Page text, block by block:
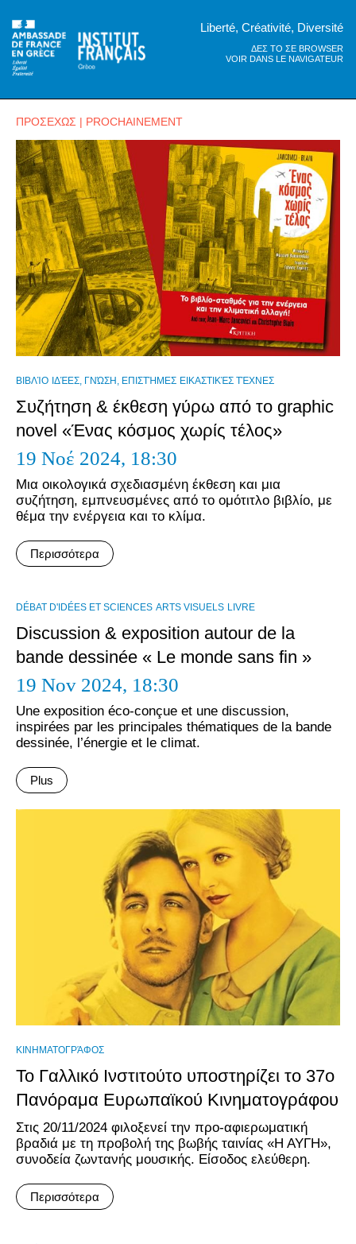
Liberté, Créativité, Diversité
ΔΕΣ ΤΟ ΣΕ BROWSER
VOIR DANS LE NAVIGATEUR
ΠΡΟΣΕΧΩΣ | PROCHAINEMENT
ΒΙΒΛΊΟ ΙΔΈΕΣ, ΓΝΏΣΗ, ΕΠΙΣΤΉΜΕΣ ΕΙΚΑΣΤΙΚΈΣ ΤΈΧΝΕΣ
Συζήτηση & έκθεση γύρω από το graphic
novel «Ένας κόσμος χωρίς τέλος»
19 Νοέ 2024, 18:30
Μια οικολογικά σχεδιασμένη έκθεση και μια
συζήτηση, εμπνευσμένες από το ομότιτλο βιβλίο, με
θέμα την ενέργεια και το κλίμα.
Περισσότερα
DÉBAT D'IDÉES ET SCIENCES ARTS VISUELS LIVRE
Discussion & exposition autour de la
bande dessinée « Le monde sans fin »
19 Nov 2024, 18:30
Une exposition éco-conçue et une discussion,
inspirées par les principales thématiques de la bande
dessinée, l’énergie et le climat.
Plus
ΚΙΝΗΜΑΤΟΓΡΆΦΟΣ
Το Γαλλικό Ινστιτούτο υποστηρίζει το 37ο
Πανόραμα Ευρωπαϊκού Κινηματογράφου
Στις 20/11/2024 φιλοξενεί την προ-αφιερωματική
βραδιά με τη προβολή της βωβής ταινίας «Η ΑΥΓΗ»,
συνοδεία ζωντανής μουσικής. Είσοδος ελεύθερη.
Περισσότερα